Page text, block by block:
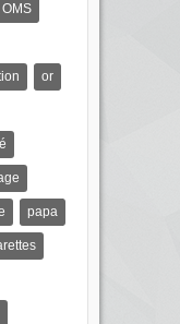
OMS
or
papa